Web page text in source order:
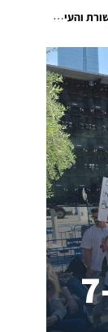
2023
והעיתונאים הישראלים אחרי ה-7